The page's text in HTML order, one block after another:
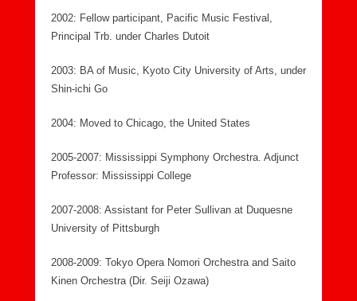
2002: Fellow participant, Pacific Music Festival,
Principal Trb. under Charles Dutoit
2003: BA of Music, Kyoto City University of Arts, under
Shin-ichi Go
2004: Moved to Chicago, the United States
2005-2007: Mississippi Symphony Orchestra. Adjunct
Professor: Mississippi College
2007-2008: Assistant for Peter Sullivan at Duquesne
University of Pittsburgh
2008-2009: Tokyo Opera Nomori Orchestra and Saito
Kinen Orchestra (Dir. Seiji Ozawa)